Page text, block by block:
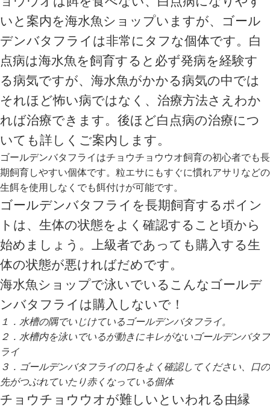
いと案内を海水魚ショップいますが、ゴール
デンバタフライは非常にタフな個体です。白
点病は海水魚を飼育すると必ず発病を経験す
る病気ですが、海水魚がかかる病気の中では
それほど怖い病ではなく、治療方法さえわか
れば治療できます。後ほど白点病の治療につ
いても詳しくご案内します。
ゴールデンバタフライはチョウチョウウオ飼育の初心者でも長
期飼育しやすい個体です。粒エサにもすぐに慣れアサリなどの
生餌を使用しなくでも餌付けが可能です。
ゴールデンバタフライを長期飼育するポイン
トは、生体の状態をよく確認すること頃から
始めましょう。上級者であっても購入する生
体の状態が悪ければだめです。
海水魚ショップで泳いでいるこんなゴールデ
ンバタフライは購入しないで！
１．水槽の隅でいじけているゴールデンバタフライ。
２．水槽内を泳いでいるが動きにキレがないゴールデンバタフ
ライ
３．ゴールデンバタフライの口をよく確認してください、口の
先がつぶれていたり赤くなっている個体
チョウチョウウオが難しいといわれる由縁